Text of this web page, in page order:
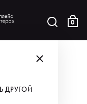
0
ДРУГОЙ